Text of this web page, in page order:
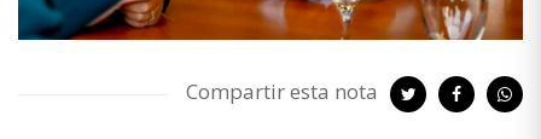
Compartir esta nota